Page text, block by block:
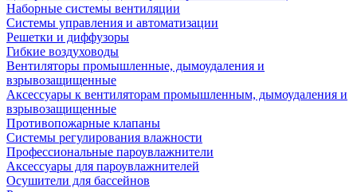
Наборные системы вентиляции
Системы управления и автоматизации
Решетки и диффузоры
Гибкие воздуховоды
Вентиляторы промышленные, дымоудаления и
взрывозащищенные
Аксессуары к вентиляторам промышленным, дымоудаления и
взрывозащищенные
Противопожарные клапаны
Системы регулирования влажности
Профессиональные пароувлажнители
Аксессуары для пароувлажнителей
Осушители для бассейнов